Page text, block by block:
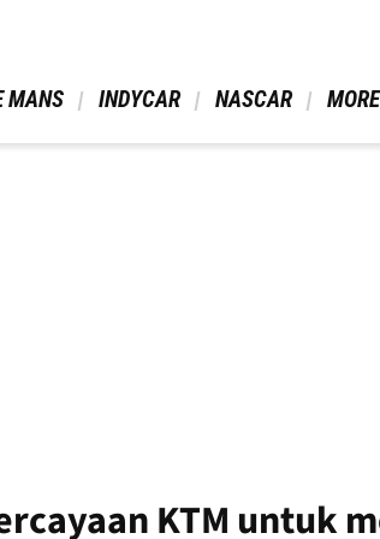
MANS INDYCAR NASCAR MORE
KTM untuk